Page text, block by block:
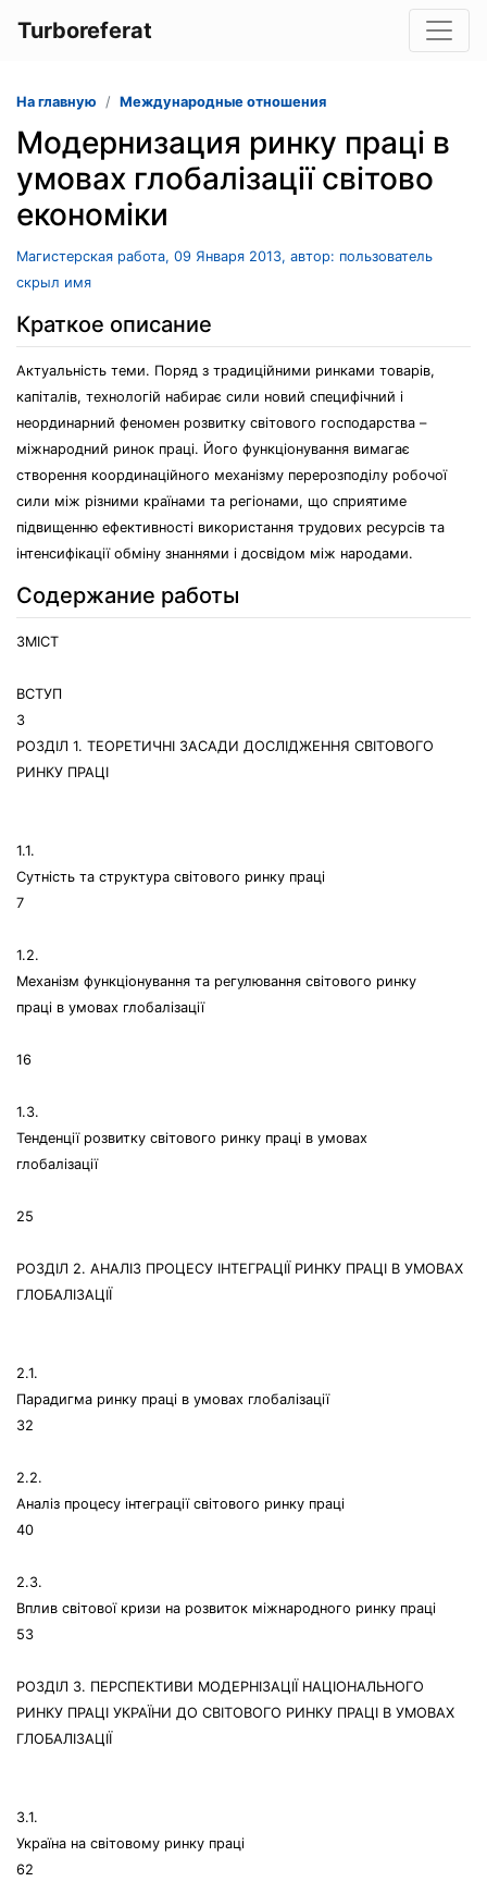
Turboreferat
На главную Международные отношения
Модернизация ринку праці в
умовах глобалізації світово
економіки
Магистерская работа, 09 Января 2013, автор: пользователь
скрыл имя
Краткое описание
Актуальність теми. Поряд з традиційними ринками товарів,
капіталів, технологій набирає сили новий специфічний і
неординарний феномен розвитку світового господарства –
міжнародний ринок праці. Його функціонування вимагає
створення координаційного механізму перерозподілу робочої
сили між різними країнами та регіонами, що сприятиме
підвищенню ефективності використання трудових ресурсів та
інтенсифікації обміну знаннями і досвідом між народами.
Содержание работы
ЗМІСТ
ВСТУП
3
РОЗДІЛ 1. ТЕОРЕТИЧНІ ЗАСАДИ ДОСЛІДЖЕННЯ СВІТОВОГО
РИНКУ ПРАЦІ
1.1.
Сутність та структура світового ринку праці
7
1.2.
Механізм функціонування та регулювання світового ринку
праці в умовах глобалізації
16
1.3.
Тенденції розвитку світового ринку праці в умовах
глобалізації
25
РОЗДІЛ 2. АНАЛІЗ ПРОЦЕСУ ІНТЕГРАЦІЇ РИНКУ ПРАЦІ В УМОВАХ
ГЛОБАЛІЗАЦІЇ
2.1.
Парадигма ринку праці в умовах глобалізації
32
2.2.
Аналіз процесу інтеграції світового ринку праці
40
2.3.
Вплив світової кризи на розвиток міжнародного ринку праці
53
РОЗДІЛ 3. ПЕРСПЕКТИВИ МОДЕРНІЗАЦІЇ НАЦІОНАЛЬНОГО
РИНКУ ПРАЦІ УКРАЇНИ ДО СВІТОВОГО РИНКУ ПРАЦІ В УМОВАХ
ГЛОБАЛІЗАЦІЇ
3.1.
Україна на світовому ринку праці
62